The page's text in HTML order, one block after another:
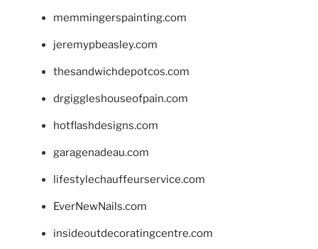
memmingerspainting.com
jeremypbeasley.com
thesandwichdepotcos.com
drgiggleshouseofpain.com
hotflashdesigns.com
garagenadeau.com
lifestylechauffeurservice.com
EverNewNails.com
insideoutdecoratingcentre.com